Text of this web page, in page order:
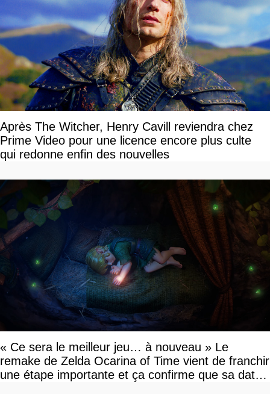
Après The Witcher, Henry Cavill reviendra chez
Prime Video pour une licence encore plus culte
qui redonne enfin des nouvelles
« Ce sera le meilleur jeu… à nouveau » Le
remake de Zelda Ocarina of Time vient de franchir
une étape importante et ça confirme que sa date